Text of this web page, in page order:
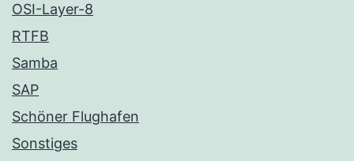
OSI-Layer-8
RTFB
Samba
SAP
Schöner Flughafen
Sonstiges